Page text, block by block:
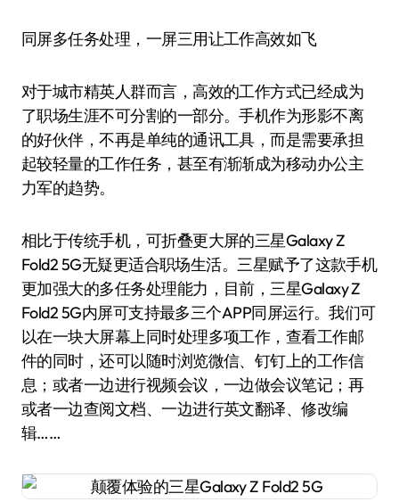
同屏多任务处理，一屏三用让工作高效如飞
对于城市精英人群而言，高效的工作方式已经成为
了职场生涯不可分割的一部分。手机作为形影不离
的好伙伴，不再是单纯的通讯工具，而是需要承担
起较轻量的工作任务，甚至有渐渐成为移动办公主
力军的趋势。
相比于传统手机，可折叠更大屏的三星Galaxy Z
Fold2 5G无疑更适合职场生活。三星赋予了这款手机
更加强大的多任务处理能力，目前，三星Galaxy Z
Fold2 5G内屏可支持最多三个APP同屏运行。我们可
以在一块大屏幕上同时处理多项工作，查看工作邮
件的同时，还可以随时浏览微信、钉钉上的工作信
息；或者一边进行视频会议，一边做会议笔记；再
或者一边查阅文档、一边进行英文翻译、修改编
辑……